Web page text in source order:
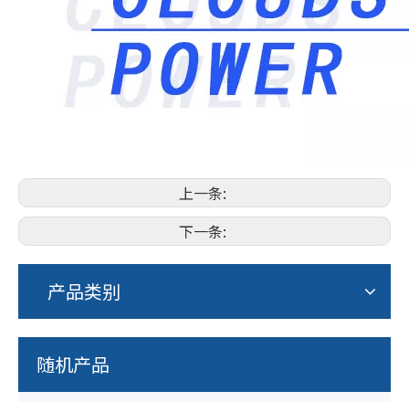
上一条:
下一条:
产品类别
随机产品